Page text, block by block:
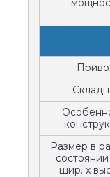
Размер в
шир. х